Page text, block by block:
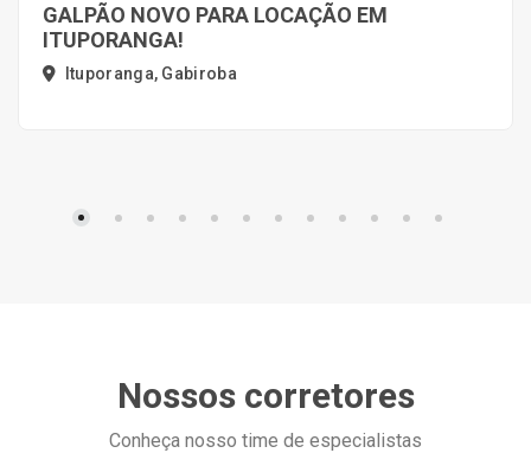
GALPÃO NOVO PARA LOCAÇÃO EM
ITUPORANGA!
Ituporanga, Gabiroba
Nossos corretores
Conheça nosso time de especialistas